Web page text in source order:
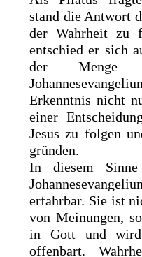
stand die Antwort
der Wahrheit zu
entschied er sich
der Menge
Erkenntnis nicht
einer
Jesus zu folgen
gründen.
In diesem
erfahrbar. Sie ist
von Meinungen,
in Gott und wird
offenbart.